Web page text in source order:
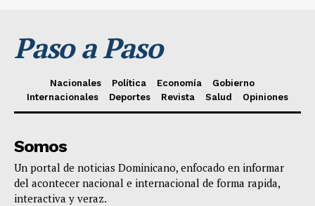
Paso a Paso
Nacionales Política Economía
Gobierno
Internacionales
Deportes Revista Salud Opiniones
Somos
Un portal de noticias Dominicano, enfocado en informar
del acontecer nacional e internacional de forma rapida,
interactiva y veraz.